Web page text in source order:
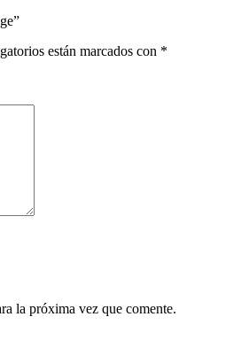
están marcados con *
la próxima vez que comente.